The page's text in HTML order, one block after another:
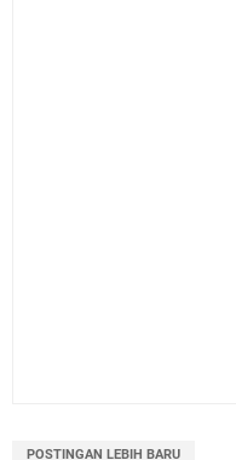
POSTINGAN LEBIH BARU